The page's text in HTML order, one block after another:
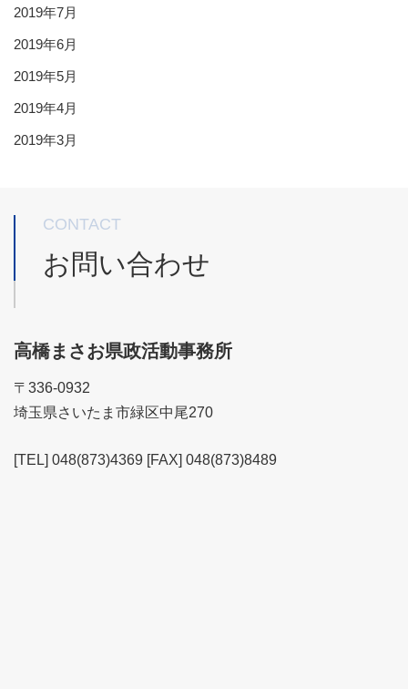
2019年7月
2019年6月
2019年5月
2019年4月
2019年3月
CONTACT
お問い合わせ
高橋まさお県政活動事務所
〒336-0932
埼玉県さいたま市緑区中尾270
[TEL] 048(873)4369 [FAX] 048(873)8489